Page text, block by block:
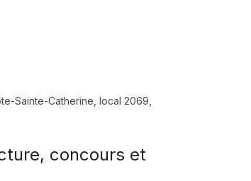
Sainte-Catherine, local 2069,
concours et